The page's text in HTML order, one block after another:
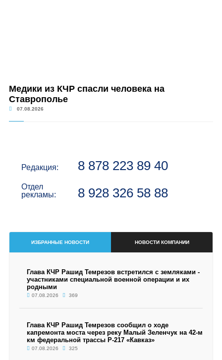
Медики из КЧР спасли человека на
Ставрополье
07.08.2026
Редакция: 8 878 223 89 40
Отдел
рекламы:
8 928 326 58 88
ИЗБРАННЫЕ НОВОСТИ НОВОСТИ КОМПАНИИ
Глава КЧР Рашид Темрезов встретился с земляками -
участниками специальной военной операции и их
родными
07.08.2026 369
Глава КЧР Рашид Темрезов сообщил о ходе
капремонта моста через реку Малый Зеленчук на 42-м
км федеральной трассы Р-217 «Кавказ»
07.08.2026 325